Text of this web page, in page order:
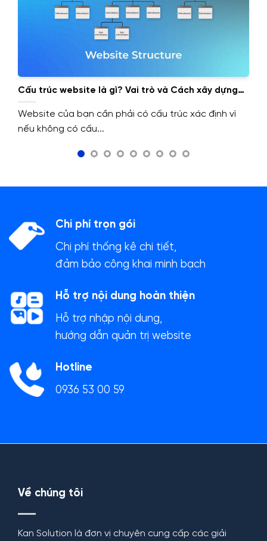
Cấu trúc website là gì? Vai trò và Cách xây dựng
cấu trúc website.
Website của bạn cần phải có cấu trúc xác định vì
nếu không có cấu...
Chi phí trọn gói
Chi phí thống kê chi tiết,
đảm bảo công khai minh bạch
Hỗ trợ nội dung hoàn thiện
Hỗ trợ nhập nội dung,
hướng dẫn quản trị website
Hotline
0936 53 00 59
Về chúng tôi
Kan Solution là đơn vị chuyên cung cấp các giải